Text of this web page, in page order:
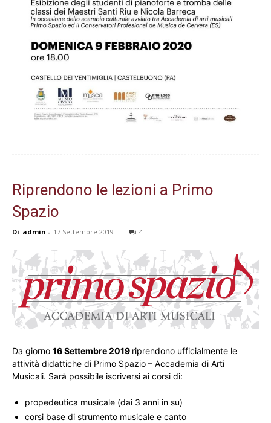
Riprendono le lezioni a Primo
Spazio
Di admin - 17 Settembre 2019 4
Da giorno 16 Settembre 2019 riprendono ufficialmente le
attività didattiche di Primo Spazio – Accademia di Arti
Musicali. Sarà possibile iscriversi ai corsi di:
propedeutica musicale (dai 3 anni in su)
corsi base di strumento musicale e canto